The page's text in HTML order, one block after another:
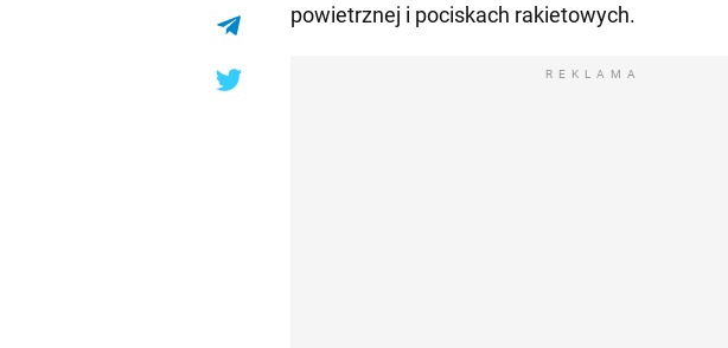
powietrznej i pociskach rakietowych.
REKLAMA